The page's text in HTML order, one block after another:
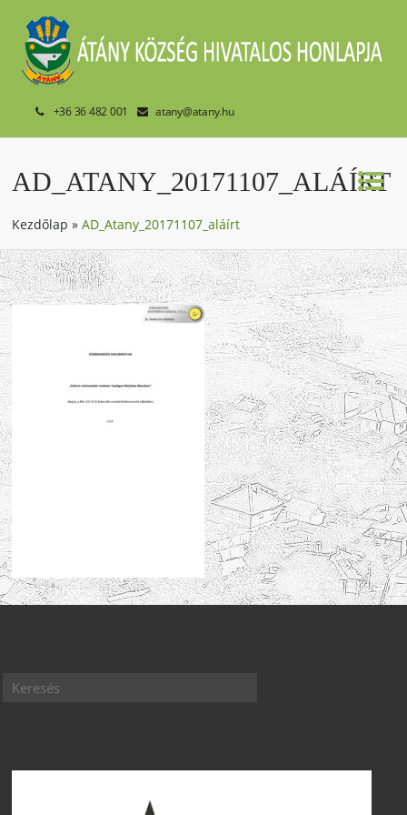
+36 36 482 001 atany@atany.hu
AD_ATANY_20171107_ALÁÍRT
Kezdőlap »AD_Atany_20171107_aláírt